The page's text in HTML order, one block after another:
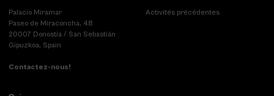
Palacio Miramar
Paseo de Miraconcha, 48
20007 Donostia / San Sebastián
Gipuzkoa, Spain
Contactez-nous!
Activités précédentes